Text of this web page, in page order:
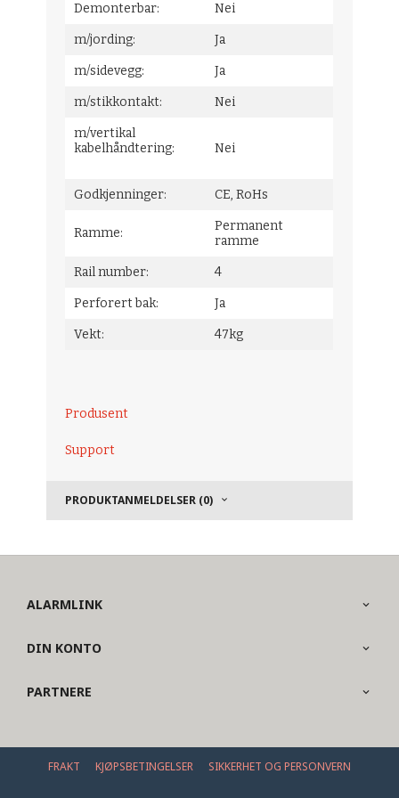
Demonterbar: Nei
m/jording: Ja
m/sidevegg: Ja
m/stikkontakt: Nei
m/vertikal
kabelhåndtering:
Nei
Godkjenninger: CE, RoHs
Ramme:
Permanent
ramme
Rail number: 4
Perforert bak: Ja
Vekt: 47kg
Produsent
Support
PRODUKTANMELDELSER (0)
ALARMLINK
DIN KONTO
PARTNERE
FRAKT KJØPSBETINGELSER SIKKERHET OG PERSONVERN